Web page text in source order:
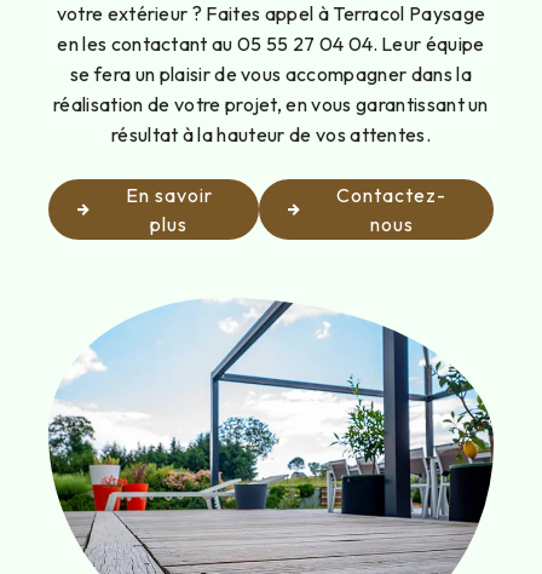
votre extérieur ? Faites appel à Terracol Paysage
en les contactant au 05 55 27 04 04. Leur équipe
se fera un plaisir de vous accompagner dans la
réalisation de votre projet, en vous garantissant un
résultat à la hauteur de vos attentes.
En savoir
plus
Contactez-
nous